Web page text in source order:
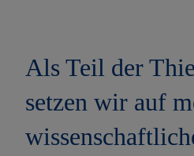
Als Teil der
setzen wir auf